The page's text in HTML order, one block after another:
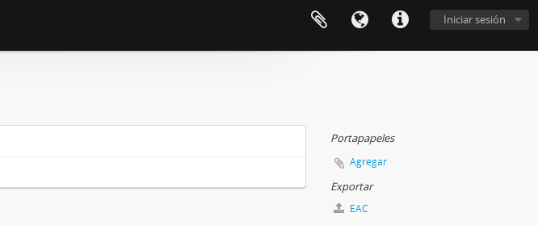
Iniciar sesión
Portapapeles
Agregar
Exportar
EAC